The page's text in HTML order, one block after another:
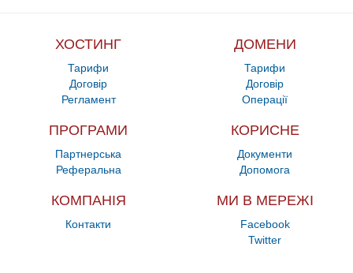
ХОСТИНГ
Тарифи
Договір
Регламент
ДОМЕНИ
Тарифи
Договір
Операції
ПРОГРАМИ
Партнерська
Реферальна
КОРИСНЕ
Документи
Допомога
КОМПАНІЯ
Контакти
МИ В МЕРЕЖІ
Facebook
Twitter